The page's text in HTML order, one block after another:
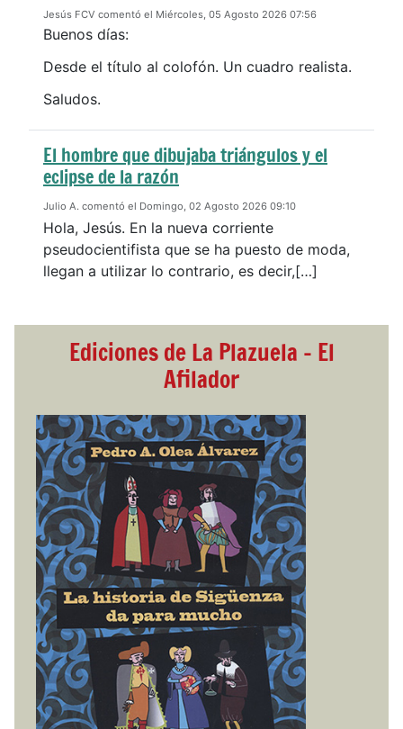
Jesús FCV comentó el Miércoles, 05 Agosto 2026 07:56
Buenos días:
Desde el título al colofón. Un cuadro realista.
Saludos.
El hombre que dibujaba triángulos y el
eclipse de la razón
Julio A. comentó el Domingo, 02 Agosto 2026 09:10
Hola, Jesús. En la nueva corriente
pseudocientifista que se ha puesto de moda,
llegan a utilizar lo contrario, es decir,[…]
Ediciones de La Plazuela - El
Afilador